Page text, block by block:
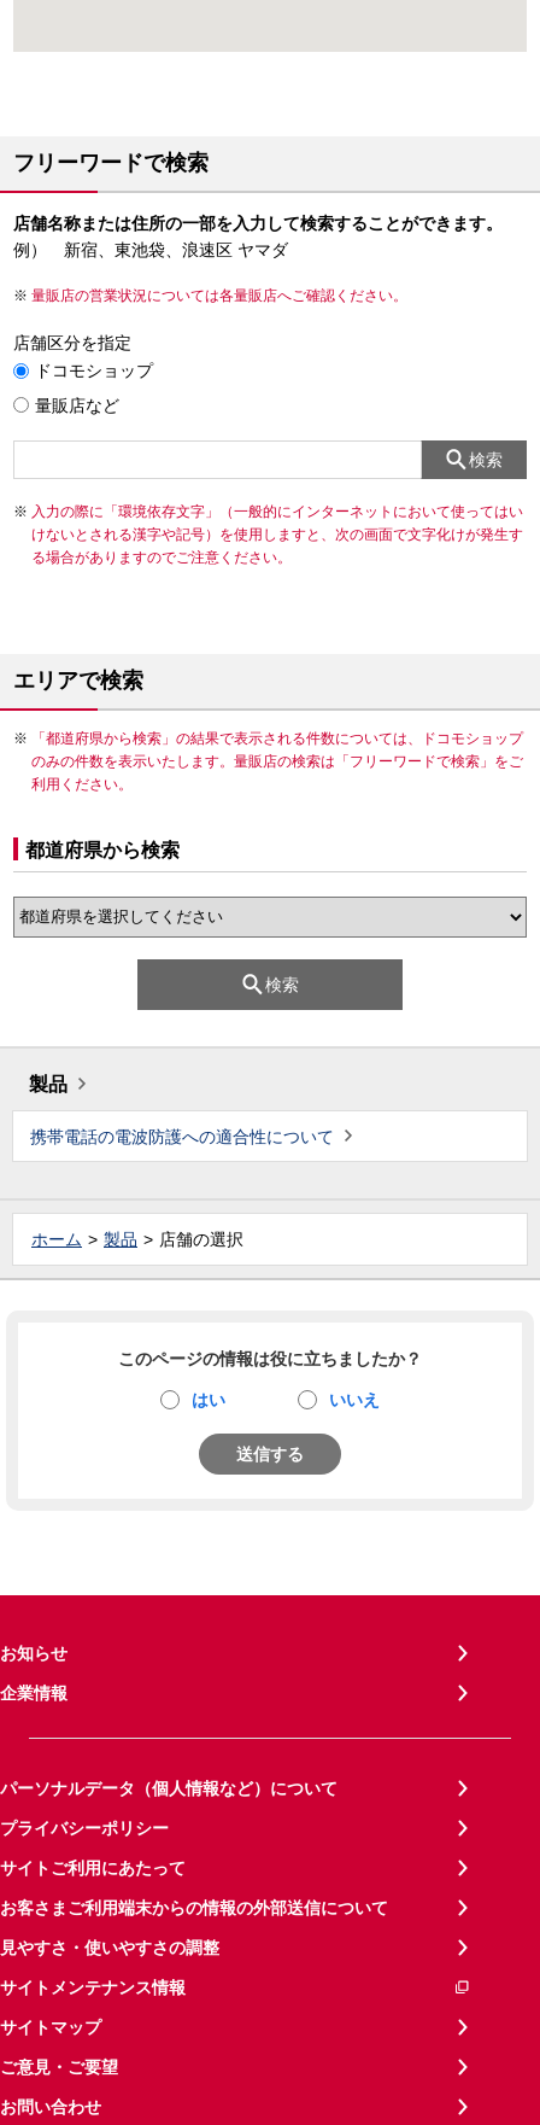
フリーワードで検索
店舗名称または住所の一部を入力して検索することができます。
例） 新宿、東池袋、浪速区 ヤマダ
量販店の営業状況については各量販店へご確認ください。
店舗区分を指定
ドコモショップ
量販店など
検索
入力の際に「環境依存文字」（一般的にインターネットにおいて使ってはい
けないとされる漢字や記号）を使用しますと、次の画面で文字化けが発生す
る場合がありますのでご注意ください。
エリアで検索
「都道府県から検索」の結果で表示される件数については、ドコモショップ
のみの件数を表示いたします。量販店の検索は「フリーワードで検索」をご
利用ください。
都道府県から検索
検索
製品
携帯電話の電波防護への適合性について
ホーム 製品 店舗の選択
このページの情報は役に立ちましたか？
はい いいえ
送信する
お知らせ
企業情報
パーソナルデータ（個人情報など）について
プライバシーポリシー
サイトご利用にあたって
お客さまご利用端末からの情報の外部送信について
見やすさ・使いやすさの調整
サイトメンテナンス情報
サイトマップ
ご意見・ご要望
お問い合わせ